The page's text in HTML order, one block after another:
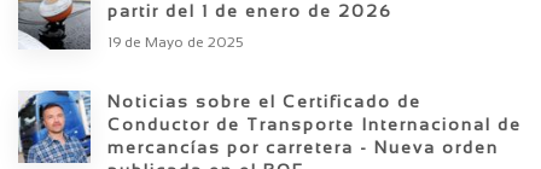
partir del 1 de enero de 2026
19 de Mayo de 2025
Noticias sobre el Certificado de
Conductor de Transporte Internacional de
mercancías por carretera - Nueva orden